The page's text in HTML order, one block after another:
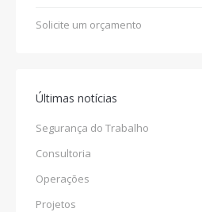
Solicite um orçamento
Últimas notícias
Segurança do Trabalho
Consultoria
Operações
Projetos